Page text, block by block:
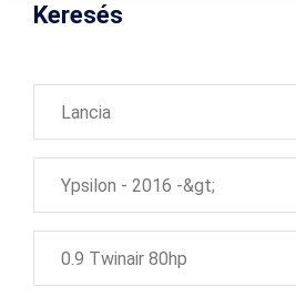
Keresés